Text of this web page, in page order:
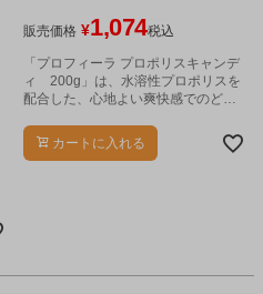
販売価格 ¥1,074税込
「プロフィーラ プロポリスキャンデ
ィ 200g」は、水溶性プロポリスを
配合した、心地よい爽快感でのどが
です。
カートに入れる